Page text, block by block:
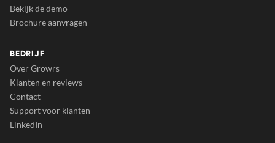
Bekijk de demo
Brochure aanvragen
BEDRIJF
Over Growrs
Klanten en reviews
Contact
Support voor klanten
LinkedIn